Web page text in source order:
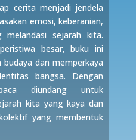
cerita menjadi jendela
emosi, keberanian,
melandasi sejarah kita.
besar, buku ini
dan memperkaya
bangsa. Dengan
diundang untuk
kita yang kaya dan
yang membentuk